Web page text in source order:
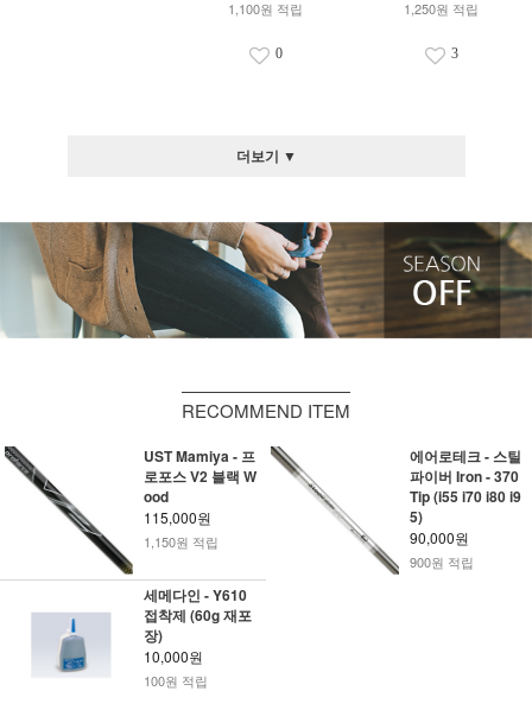
1,100원 적립
0
1,250원 적립
3
더보기 ▼
RECOMMEND ITEM
UST Mamiya - 프
로포스 V2 블랙 W
ood
115,000원
1,150원 적립
에어로테크 - 스틸
파이버 Iron - 370
Tip (i55 i70 i80 i9
5)
90,000원
900원 적립
세메다인 - Y610
접착제 (60g 재포
장)
10,000원
100원 적립